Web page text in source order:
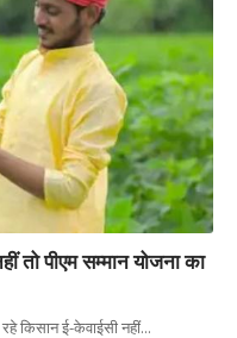
पीएम सम्मान योजना का
किसान ई-केवाईसी नहीं…